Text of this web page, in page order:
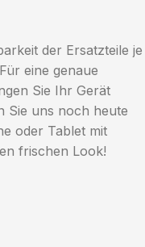
der Ersatzteile je
eine genaue
Sie Ihr Gerät
Sie uns noch heute
oder Tablet mit
frischen Look!